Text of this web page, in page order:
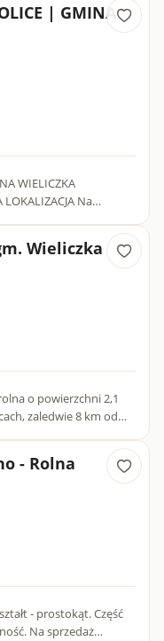
| GMINA
WIELICZKA
Na
Wieliczka
o powierzchni 2,1
zaledwie 8 km od
- Rolna